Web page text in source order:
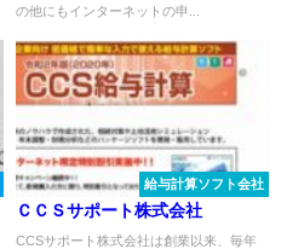
の他にもインターネットの申...
給与計算ソフト会社
ＣＣＳサポート株式会社
CCSサポート株式会社は創業以来、毎年